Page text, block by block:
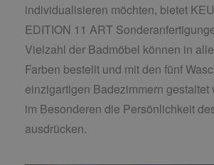
individualisieren möchten, bietet
EDITION 11 ART
Vielzahl der Badmöbel können in
Farben bestellt und mit den fünf
einzigartigen Badezimmern gestaltet
im Besonderen die Persönlichkeit
ausdrücken.